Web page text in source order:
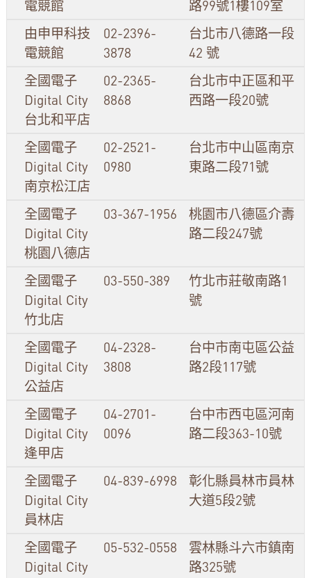
電競館
路99號1樓109室
由申甲科技
電競館
02-2396-
3878
台北市八德路一段
42 號
全國電子
Digital City
台北和平店
02-2365-
8868
台北市中正區和平
西路一段20號
全國電子
Digital City
南京松江店
02-2521-
0980
台北市中山區南京
東路二段71號
全國電子
Digital City
桃園八德店
03-367-1956
桃園市八德區介壽
路二段247號
全國電子
Digital City
竹北店
03-550-389
竹北市莊敬南路1
號
全國電子
Digital City
公益店
04-2328-
3808
台中市南屯區公益
路2段117號
全國電子
Digital City
逢甲店
04-2701-
0096
台中市西屯區河南
路二段363-10號
全國電子
Digital City
員林店
04-839-6998
彰化縣員林市員林
大道5段2號
全國電子
Digital City
05-532-0558
雲林縣斗六市鎮南
路325號